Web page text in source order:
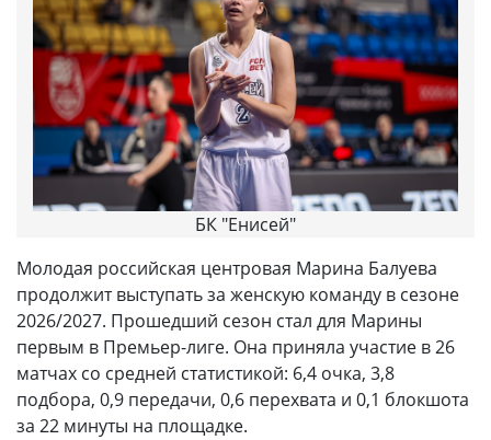
БК "Енисей"
Молодая российская центровая Марина Балуева
продолжит выступать за женскую команду в сезоне
2026/2027. Прошедший сезон стал для Марины
первым в Премьер-лиге. Она приняла участие в 26
матчах со средней статистикой: 6,4 очка, 3,8
подбора, 0,9 передачи, 0,6 перехвата и 0,1 блокшота
за 22 минуты на площадке.